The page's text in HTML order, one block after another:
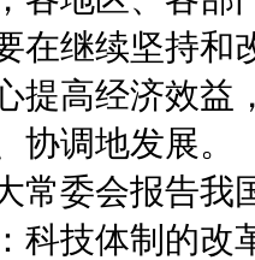
在继续坚持和
提高经济效益
协调地发展。
常委会报告我
科技体制的改